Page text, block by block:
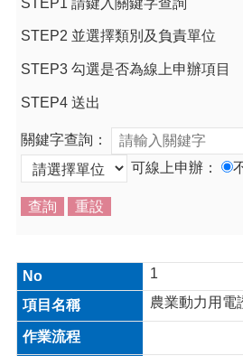
階
搜
音
介
紹
公
告
生
活
STEP2 並選擇類別及負責單位
STEP3 勾選是否為線上申辦項目
STEP4 送出
關鍵字查詢：
可線上申辦：
1
農業動力用電